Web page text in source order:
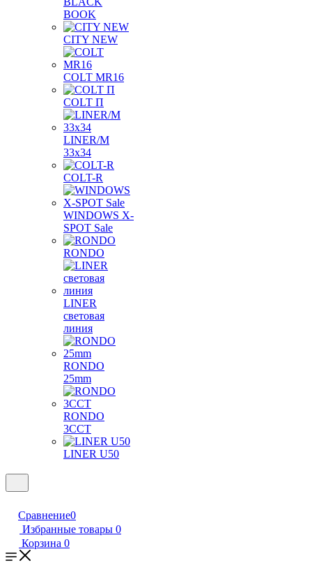
BOOK
CITY NEW
COLT MR16
COLT П
LINER/М
33х34
COLT-R
WINDOWS X-
SPOT Sale
RONDO
LINER
световая
линия
RONDO
25mm
RONDO
3CCT
LINER U50
Сравнение0
Избранные товары 0
Корзина 0